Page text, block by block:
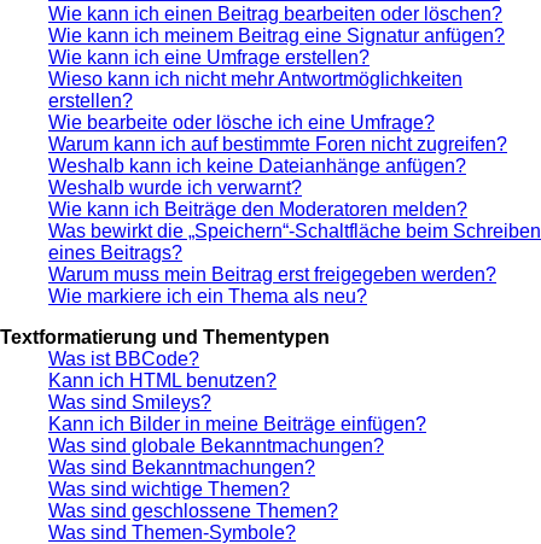
Wie kann ich einen Beitrag bearbeiten oder löschen?
Wie kann ich meinem Beitrag eine Signatur anfügen?
Wie kann ich eine Umfrage erstellen?
Wieso kann ich nicht mehr Antwortmöglichkeiten
erstellen?
Wie bearbeite oder lösche ich eine Umfrage?
Warum kann ich auf bestimmte Foren nicht zugreifen?
Weshalb kann ich keine Dateianhänge anfügen?
Weshalb wurde ich verwarnt?
Wie kann ich Beiträge den Moderatoren melden?
Was bewirkt die „Speichern“-Schaltfläche beim Schreiben
eines Beitrags?
Warum muss mein Beitrag erst freigegeben werden?
Wie markiere ich ein Thema als neu?
Textformatierung und Thementypen
Was ist BBCode?
Kann ich HTML benutzen?
Was sind Smileys?
Kann ich Bilder in meine Beiträge einfügen?
Was sind globale Bekanntmachungen?
Was sind Bekanntmachungen?
Was sind wichtige Themen?
Was sind geschlossene Themen?
Was sind Themen-Symbole?